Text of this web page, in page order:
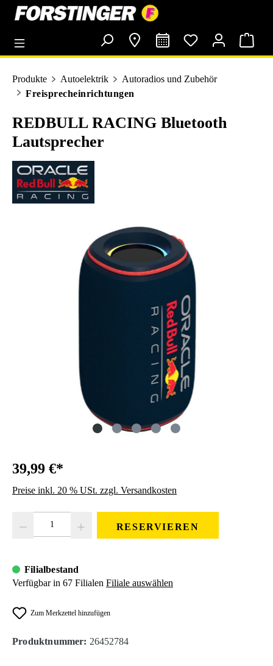
springen
Produkte Autoelektrik
Autoradios und Zubehör
Freisprecheinrichtungen
REDBULL RACING Bluetooth
Lautsprecher
39,99 €*
Preise inkl. 20 % USt. zzgl. Versandkosten
RESERVIEREN
Filialbestand
Verfügbar in 67 Filialen Filiale auswählen
Zum Merkzettel hinzufügen
Produktnummer: 26452784